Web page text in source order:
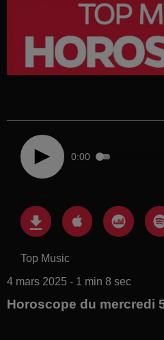
0:00
Top Music
4 mars 2025 - 1 min 8 sec
Horoscope du mercredi